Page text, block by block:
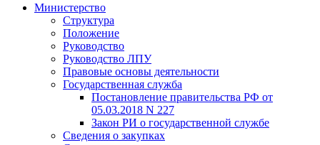
Министерство
Структура
Положение
Руководство
Руководство ЛПУ
Правовые основы деятельности
Государственная служба
Постановление правительства РФ от
05.03.2018 N 227
Закон РИ о государственной службе
Сведения о закупках